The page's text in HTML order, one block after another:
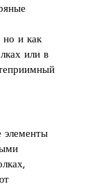
но и как
или в
элементы